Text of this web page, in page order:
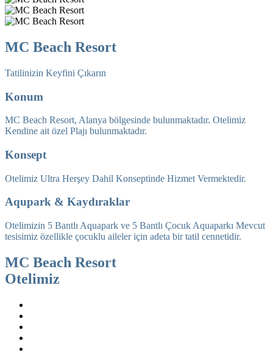
MC Beach Resort
Tatilinizin Keyfini Çıkarın
Konum
MC Beach Resort, Alanya bölgesinde bulunmaktadır. Otelimiz
Kendine ait özel Plajı bulunmaktadır.
Konsept
Otelimiz Ultra Herşey Dahil Konseptinde Hizmet Vermektedir.
Aqupark & Kaydıraklar
Otelimizin 5 Bantlı Aquapark ve 5 Bantlı Çocuk Aquaparkı Mevcut
tesisimiz özellikle çocuklu aileler için adeta bir tatil cennetidir.
MC Beach Resort
Otelimiz